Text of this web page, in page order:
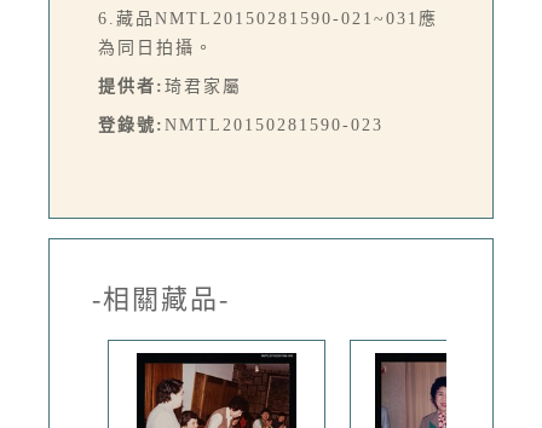
6.藏品NMTL20150281590-021~031應
為同日拍攝。
提供者: 琦君家屬
登錄號: NMTL20150281590-023
-相關藏品-